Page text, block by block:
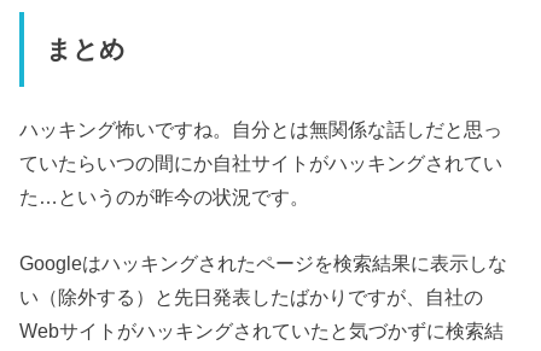
まとめ
ハッキング怖いですね。自分とは無関係な話しだと思っ
ていたらいつの間にか自社サイトがハッキングされてい
た…というのが昨今の状況です。
Googleはハッキングされたページを検索結果に表示しな
い（除外する）と先日発表したばかりですが、自社の
Webサイトがハッキングされていたと気づかずに検索結